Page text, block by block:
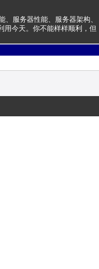
服务器性能、服务器架构、
用今天。你不能样样顺利，但